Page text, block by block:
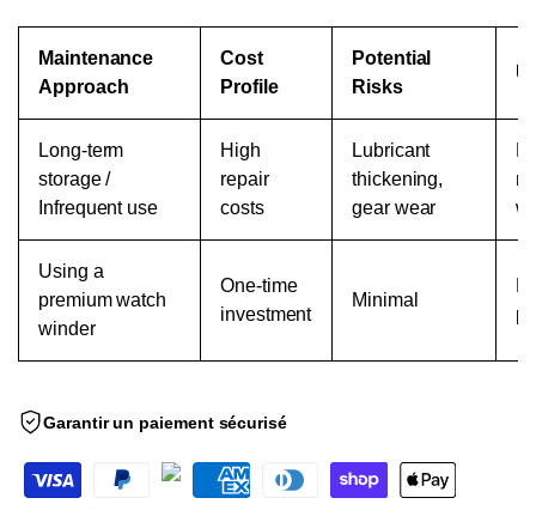
Maintenance
Approach
Cost
Profile
Potential
Risks
Long-term
storage /
Infrequent use
High
repair
costs
Lubricant
thickening,
gear wear
Using a
premium watch
winder
One-time
investment
Minimal
Garantir un paiement sécurisé